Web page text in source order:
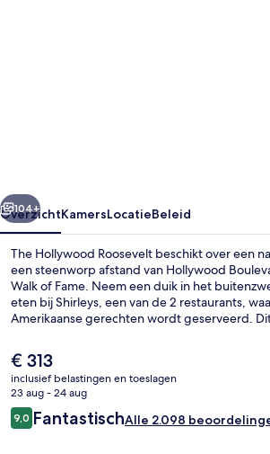
Volgende
104+
OverzichtKamersLocatieBeleid
The Hollywood Roosevelt beschikt over een
een steenworp afstand van Hollywood
Walk of Fame. Neem een duik in het
eten bij Shirleys, een van de 2 restaurants,
Amerikaanse gerechten wordt geserveerd.
het zwembad en een fitnesscentrum. Andere
spreken over het zwembad en de
openbaar vervoer vind je vlakbij: het is maar 3
- Highland Station.
De
huidige
prijs
is
€ 313
€ 313
inclusief belastingen en toeslagen
23 aug - 24 aug
Beoordelingen
9,09,0 op 10 –
FantastischAlle 2.098